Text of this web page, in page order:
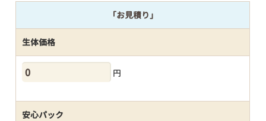
「お見積り」
生体価格
円
安心パック